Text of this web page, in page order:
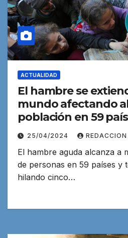
ACTUALIDAD
El hambre se
mundo afectando
población en 59
25/04/2024 REDACCION
El hambre aguda alcanza a
de personas en 59 países y
hilando cinco…